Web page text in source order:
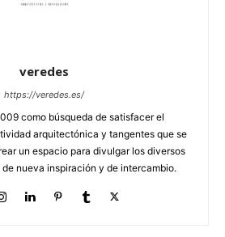
veredes
https://veredes.es/
como búsqueda de satisfacer el
arquitectónica y tangentes que se
un espacio para divulgar los diversos
nueva inspiración y de intercambio.